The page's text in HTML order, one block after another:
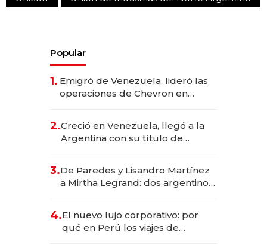
Popular
1. Emigró de Venezuela, lideró las
operaciones de Chevron en
2.Creció en Venezuela, llegó a la
Argentina con su título de
las marcas "fast premium"
3.De Paredes y Lisandro Martínez
a Mirtha Legrand: dos argentinos
4.El nuevo lujo corporativo: por
qué en Perú los viajes de